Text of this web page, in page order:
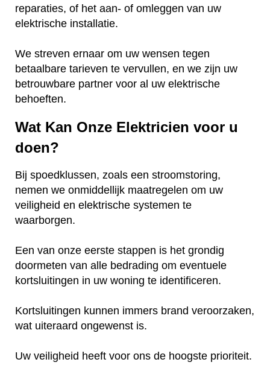
reparaties, of het aan- of omleggen van uw
elektrische installatie.
We streven ernaar om uw wensen tegen
betaalbare tarieven te vervullen, en we zijn uw
betrouwbare partner voor al uw elektrische
behoeften.
Wat Kan Onze Elektricien voor u
doen?
Bij spoedklussen, zoals een stroomstoring,
nemen we onmiddellijk maatregelen om uw
veiligheid en elektrische systemen te
waarborgen.
Een van onze eerste stappen is het grondig
doormeten van alle bedrading om eventuele
kortsluitingen in uw woning te identificeren.
Kortsluitingen kunnen immers brand veroorzaken,
wat uiteraard ongewenst is.
Uw veiligheid heeft voor ons de hoogste prioriteit.